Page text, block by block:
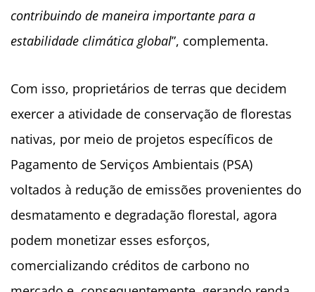
contribuindo de maneira importante para a
estabilidade climática global”, complementa.
Com isso, proprietários de terras que decidem
exercer a atividade de conservação de florestas
nativas, por meio de projetos específicos de
Pagamento de Serviços Ambientais (PSA)
voltados à redução de emissões provenientes do
desmatamento e degradação florestal, agora
podem monetizar esses esforços,
comercializando créditos de carbono no